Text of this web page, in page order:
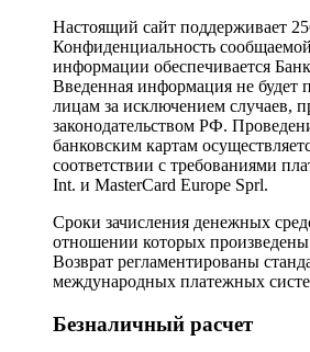
Настоящий сайт поддерживает
Конфиденциальность
информации обеспечивается
Введенная информация не будет
лицам за исключением случаев,
законодательством РФ.
банковским картам
соответствии с требованиями
Int. и MasterCard Europe Sprl.
Сроки зачисления денежных
отношении которых
Возврат регламентированы
международных платежных
Безналичный расчет